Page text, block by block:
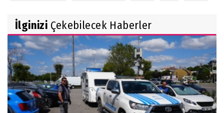
İlginizi Çekebilecek Haberler